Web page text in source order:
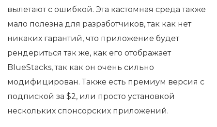
вылетают с ошибкой. Эта кастомная среда также
мало полезна для разработчиков, так как нет
никаких гарантий, что приложение будет
рендериться так же, как его отображает
BlueStacks, так как он очень сильно
модифицирован. Также есть премиум версия с
подпиской за $2, или просто установкой
нескольких спонсорских приложений.